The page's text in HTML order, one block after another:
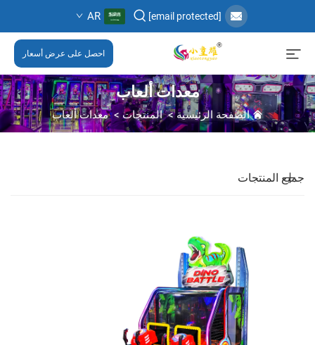
[email protected]
AR
احصل على عرض أسعار
معدات ألعاب
الصفحة الرئيسية>المنتجات >معدات ألعاب
جميع المنتجات